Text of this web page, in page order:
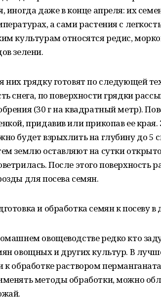
иногда даже в конце апреля: их
а сами растения с
культурам относятся редис,
зелени.
них грядку готовят по следующей
снега, по поверхности грядки
(30 г на квадратный метр).
придавив или прикопав ее
будет взрыхлить на глубину до 5
землю оставляют на сутки
После этого поверхность
для посева семян.
и обработка семян к посеву
овощеводстве редко кто
овощных и других культур. В
к обработке раствором
методы обработки, можно